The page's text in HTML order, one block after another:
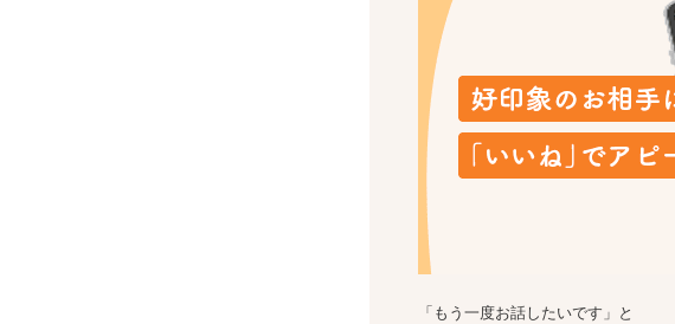
「もう一度お話したいです」と